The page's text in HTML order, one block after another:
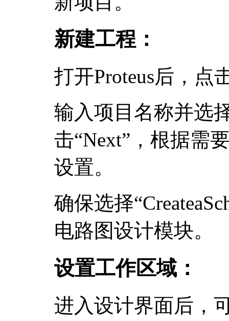
新建工程：
打开Proteus后，点
输入项目名称并选
击“Next”，根据需
设置。
确保选择
电路图设计模块。
设置工作区域：
进入设计界面后，